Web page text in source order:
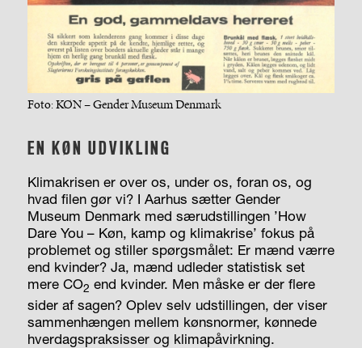
Foto: KØN – Gender Museum Denmark
EN KØN UDVIKLING
Klimakrisen er over os, under os, foran os, og
hvad filen gør vi? I Aarhus sætter Gender
Museum Denmark med særudstillingen ’How
Dare You – Køn, kamp og klimakrise’ fokus på
problemet og stiller spørgsmålet: Er mænd værre
end kvinder? Ja, mænd udleder statistisk set
mere CO2 end kvinder. Men måske er der flere
sider af sagen? Oplev selv udstillingen, der viser
sammenhængen mellem kønsnormer, kønnede
hverdagspraksisser og klimapåvirkning.